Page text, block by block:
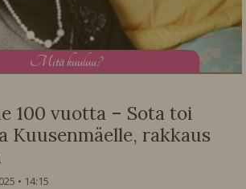
Mitä kuuluu?
100 vuotta – Sota toi
Kuusenmäelle, rakkaus
14:15